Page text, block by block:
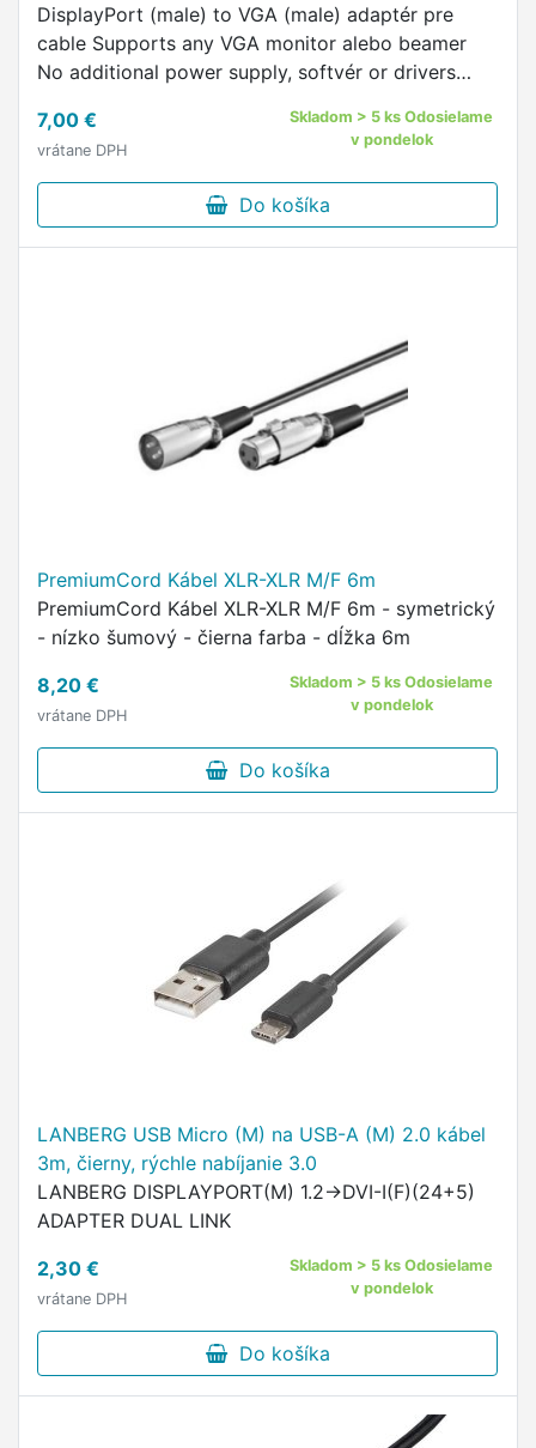
DisplayPort (male) to VGA (male) adaptér pre
cable Supports any VGA monitor alebo beamer
No additional power supply, softvér or drivers
7,00 €
vrátane DPH
Skladom > 5 ks Odosielame
v pondelok
Do košíka
PremiumCord Kábel XLR-XLR M/F 6m
PremiumCord Kábel XLR-XLR M/F 6m - symetrický
- nízko šumový - čierna farba - dĺžka 6m
8,20 €
vrátane DPH
Skladom > 5 ks Odosielame
v pondelok
Do košíka
LANBERG USB Micro (M) na USB-A (M) 2.0 kábel
3m, čierny, rýchle nabíjanie 3.0
LANBERG DISPLAYPORT(M) 1.2->DVI-I(F)(24+5)
ADAPTER DUAL LINK
2,30 €
vrátane DPH
Skladom > 5 ks Odosielame
v pondelok
Do košíka